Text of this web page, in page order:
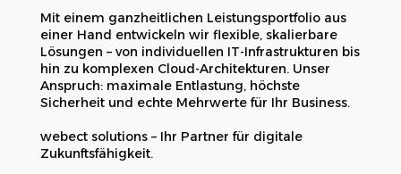
Mit einem ganzheitlichen Leistungsportfolio aus
einer Hand entwickeln wir flexible, skalierbare
Lösungen – von individuellen IT-Infrastrukturen bis
hin zu komplexen Cloud-Architekturen. Unser
Anspruch: maximale Entlastung, höchste
Sicherheit und echte Mehrwerte für Ihr Business.
webect solutions – Ihr Partner für digitale
Zukunftsfähigkeit.